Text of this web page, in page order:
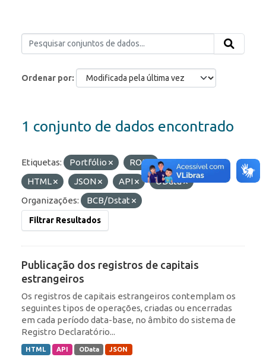
Ordenar por
1 conjunto de dados encontrado
Etiquetas: Portfólio ROF
Formatos:
HTML
JSON API
OData
Organizações:
BCB/Dstat
Filtrar Resultados
Publicação dos registros de capitais
estrangeiros
Os registros de capitais estrangeiros contemplam os
seguintes tipos de operações, criadas ou encerradas
em cada período data-base, no âmbito do sistema de
Registro Declaratório...
HTML API OData JSON